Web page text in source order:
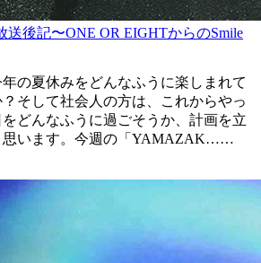
記〜ONE OR EIGHTからのSmile
の夏休みをどんなふうに楽しまれて
そして社会人の方は、これからやっ
どんなふうに過ごそうか、計画を立
思います。今週の「YAMAZAK……